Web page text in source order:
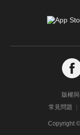
版權
常見問題
Copyright ©